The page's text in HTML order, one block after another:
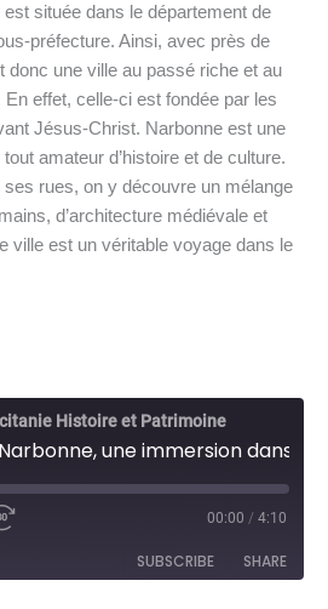
située dans le département de
préfecture. Ainsi, avec près de
donc une ville au passé riche et au
effet, celle-ci est fondée par les
Jésus-Christ. Narbonne est une
amateur d’histoire et de culture.
ses rues, on y découvre un mélange
d’architecture médiévale et
ville est un véritable voyage dans le
Histoire et Patrimoine
00:00 / 4:10
SUBSCRIBE SHARE